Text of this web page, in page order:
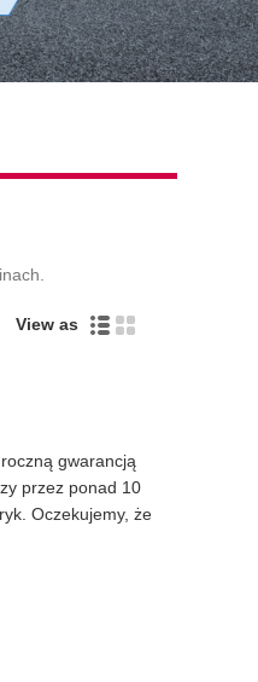
View as
gwarancją
przez ponad 10
Oczekujemy, że